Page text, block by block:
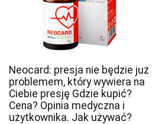
Neocard: presja nie będzie już
problemem, który wywiera na
Ciebie presję Gdzie kupić?
Cena? Opinia medyczna i
użytkownika. Jak używać?